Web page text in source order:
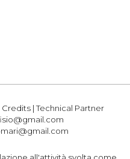
Credits |Technical Partner